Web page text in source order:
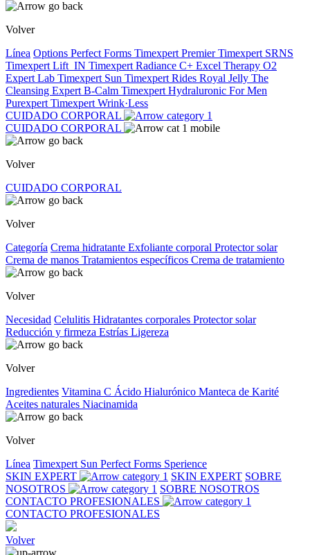
Volver
Línea Options Perfect Forms Timexpert PremierTimexpert SRNS
Timexpert Lift_IN Timexpert Radiance C+ Excel Therapy O2
Expert Lab Timexpert Sun Timexpert Rides Royal Jelly The
Cleansing Expert B-Calm Timexpert Hydraluronic For Men
Purexpert Timexpert Wrink·Less
CUIDADO CORPORAL
CUIDADO CORPORAL
Volver
CUIDADO CORPORAL
Volver
Categoría Crema hidratante Exfoliante corporal Protector solar
Crema de manos Tratamientos específicos Crema de tratamiento
Volver
Necesidad Celulitis Hidratantes corporales Protector solar
Reducción y firmeza Estrías Ligereza
Volver
Ingredientes Vitamina C Ácido Hialurónico Manteca de Karité
Aceites naturales Niacinamida
Volver
Línea Timexpert Sun Perfect Forms Sperience
SKIN EXPERT
SKIN EXPERT SOBRE
NOSOTROS
SOBRE NOSOTROS
CONTACTO PROFESIONALES
CONTACTO PROFESIONALES
Volver